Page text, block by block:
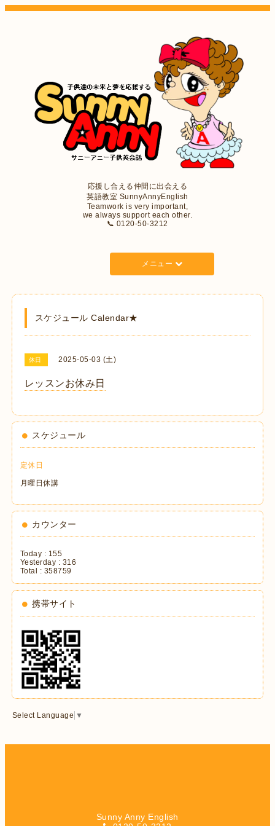
応援し合える仲間に出会える
英語教室 SunnyAnnyEnglish
Teamwork is very important,
we always support each other.
📞 0120-50-3212
メニュー
スケジュール Calendar★
休日 2025-05-03 (土)
レッスンお休み日
スケジュール
定休日
月曜日休講
カウンター
Today : 155
Yesterday : 316
Total : 358759
携帯サイト
Select Language ▼
Sunny Anny English